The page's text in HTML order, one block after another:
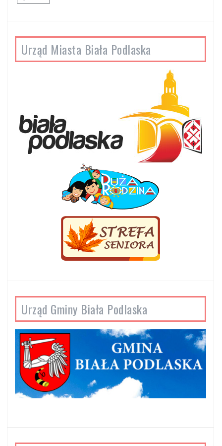
Urząd Miasta Biała Podlaska
Urząd Gminy Biała Podlaska